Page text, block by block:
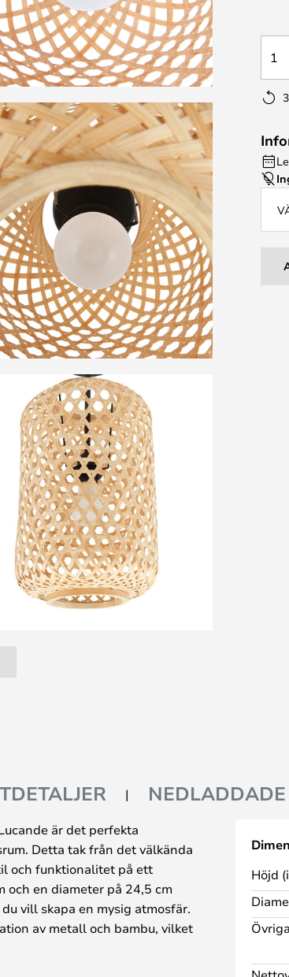
1
NEDLADDADE
är det perfekta
Detta tak från det välkända
och funktionalitet på ett
och en diameter på 24,5 cm
vill skapa en mysig atmosfär.
av metall och bambu, vilket
Den svarta och träfärgade
Höjd